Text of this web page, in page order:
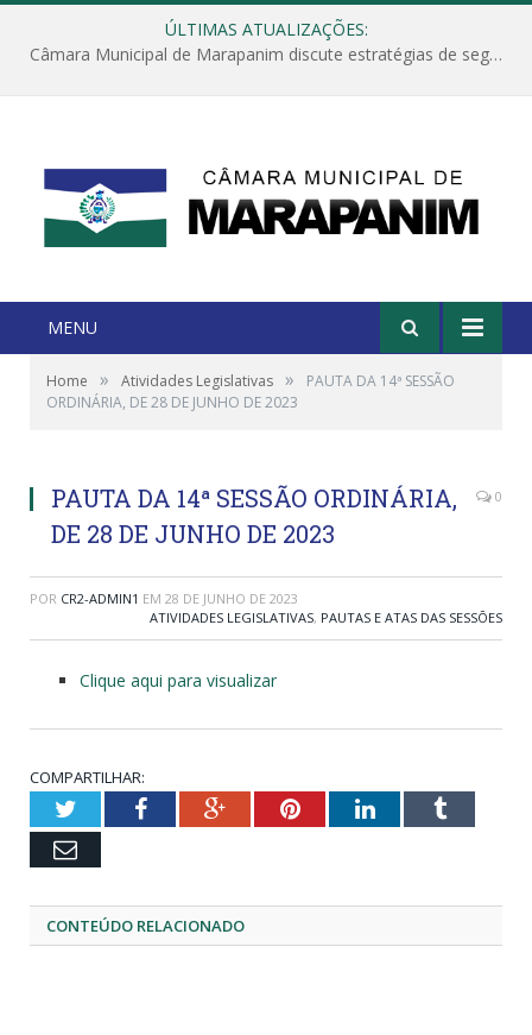
ÚLTIMAS ATUALIZAÇÕES:
Câmara Municipal de Marapanim discute estratégias de segurança com autoridades e poder executivo
MENU
Home » Atividades Legislativas »
PAUTA DA 14ª SESSÃO
ORDINÁRIA, DE 28 DE JUNHO DE 2023
PAUTA DA 14ª SESSÃO ORDINÁRIA,
DE 28 DE JUNHO DE 2023
0
POR CR2-ADMIN1 EM 28 DE JUNHO DE 2023
ATIVIDADES LEGISLATIVAS, PAUTAS E ATAS DAS SESSÕES
Clique aqui para visualizar
COMPARTILHAR:
TwitterFacebookGoogle+PinterestLinkedInTumblr
Email
CONTEÚDO RELACIONADO